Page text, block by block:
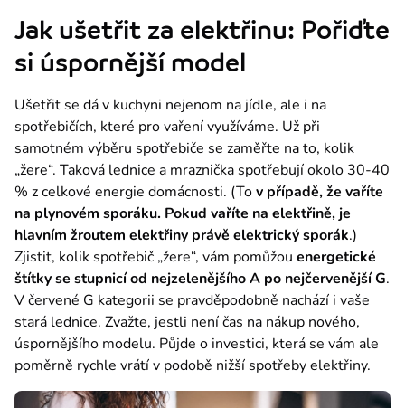
Jak ušetřit za elektřinu: Pořiďte
si úspornější model
Ušetřit se dá v kuchyni nejenom na jídle, ale i na
spotřebičích, které pro vaření využíváme. Už při
samotném výběru spotřebiče se zaměřte na to, kolik
„žere“. Taková lednice a mraznička spotřebují okolo 30-40
% z celkové energie domácnosti. (To v případě, že vaříte
na plynovém sporáku. Pokud vaříte na elektřině, je
hlavním žroutem elektřiny právě elektrický sporák.)
Zjistit, kolik spotřebič „žere“, vám pomůžou energetické
štítky se stupnicí od nejzelenějšího A po nejčervenější G.
V červené G kategorii se pravděpodobně nachází i vaše
stará lednice. Zvažte, jestli není čas na nákup nového,
úspornějšího modelu. Půjde o investici, která se vám ale
poměrně rychle vrátí v podobě nižší spotřeby elektřiny.